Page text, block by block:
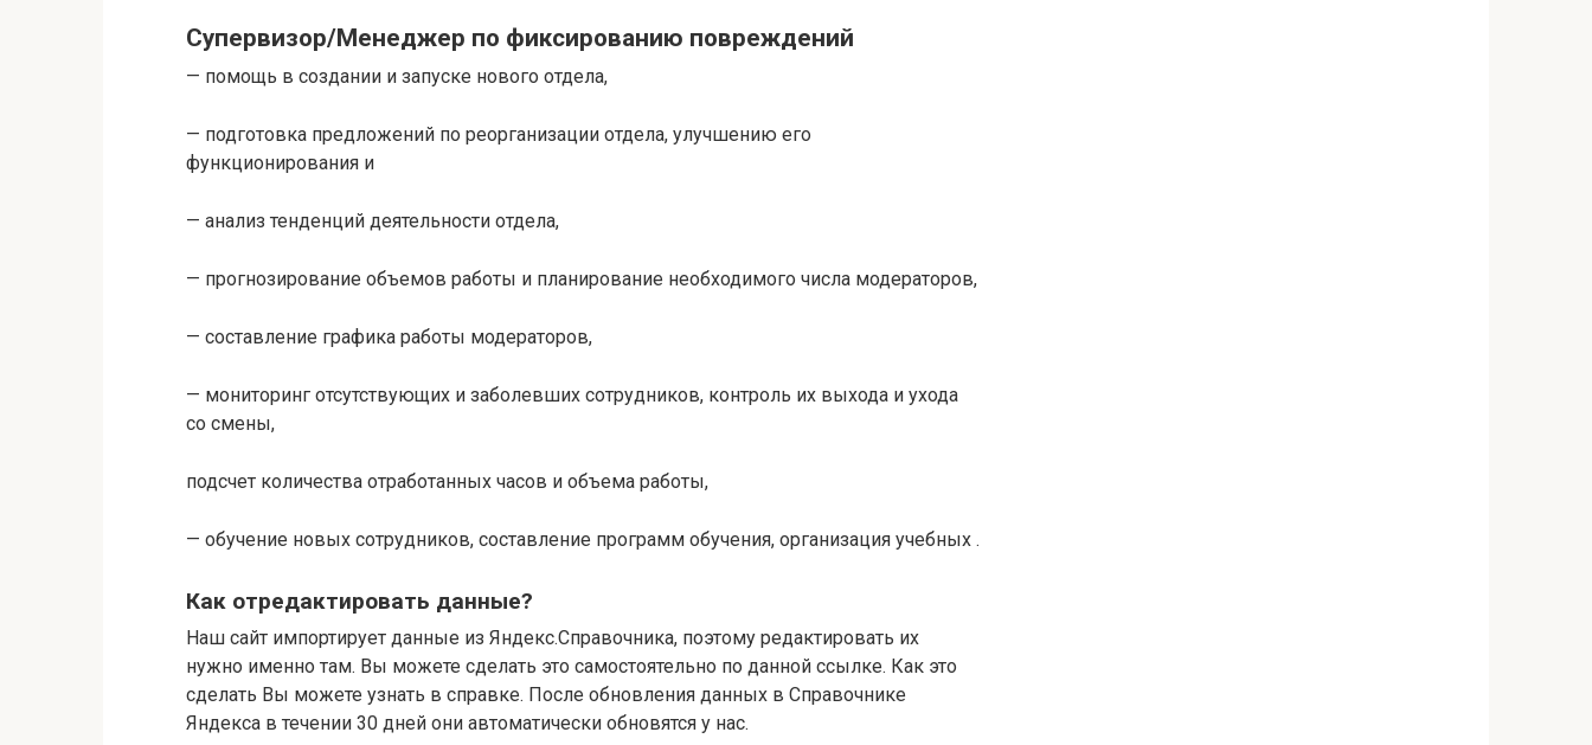
Супервизор/Менеджер по фиксированию повреждений
— помощь в создании и запуске нового отдела,
— подготовка предложений по реорганизации отдела, улучшению его
функционирования и
— анализ тенденций деятельности отдела,
— прогнозирование объемов работы и планирование необходимого числа модераторов,
— составление графика работы модераторов,
— мониторинг отсутствующих и заболевших сотрудников, контроль их выхода и ухода
со смены,
подсчет количества отработанных часов и объема работы,
— обучение новых сотрудников, составление программ обучения, организация учебных .
Как отредактировать данные?
Наш сайт импортирует данные из Яндекс.Справочника, поэтому редактировать их
нужно именно там. Вы можете сделать это самостоятельно по данной ссылке. Как это
сделать Вы можете узнать в справке. После обновления данных в Справочнике
Яндекса в течении 30 дней они автоматически обновятся у нас.